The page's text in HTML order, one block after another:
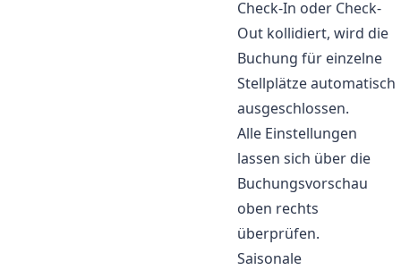
Check-In oder Check-
Out kollidiert, wird die
Buchung für einzelne
Stellplätze automatisch
ausgeschlossen.
Alle Einstellungen
lassen sich über die
Buchungsvorschau
oben rechts
überprüfen.
Saisonale